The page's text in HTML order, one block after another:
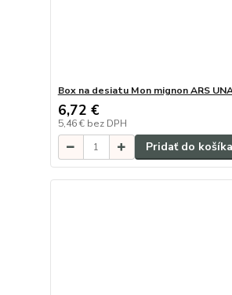
Box na desiatu Mon mignon ARS
6,72 €
5,46 € bez DPH
Pridať do košíka